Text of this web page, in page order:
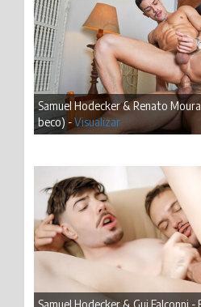
Samuel Hodecker & Renato
beco) -Visualizar